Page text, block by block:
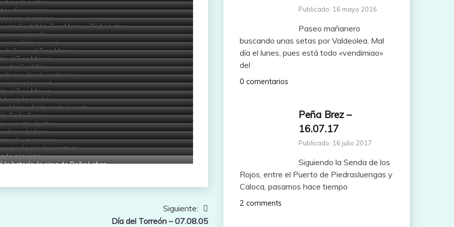
bajo la niebla
y Curavacas
en el camino
Cuchillón, Tres Mares y Peña Labra
avanzando
algún nevero
de llegar al Tres Mares
el Tres Mares
del Cuchillón
por donde podemos
la canal
el Tres Mares
hacia la cumbre
Mares, faldeando la norte
Peña Sagra
nuestro destino
refrescándose
un nevero
ya solo queda crestear
a la cima
la batería, la cima de Peña Labra
Siguiente:
Día del Torreón – 07.08.05
Publicado: 16 mayo 2016
Paseo mañanero
buscando unas setas por Valdeolea. Mal
día el lunes, pues está todo «vendimiao»
del
0 comentarios
Peña Brez –
16.07.17
Publicado: 16 julio 2017
Siguiendo la Senda de los
Rojos, entre el Puerto de Piedrasluengas y
Caloca, pasamos hace tiempo
2 comments